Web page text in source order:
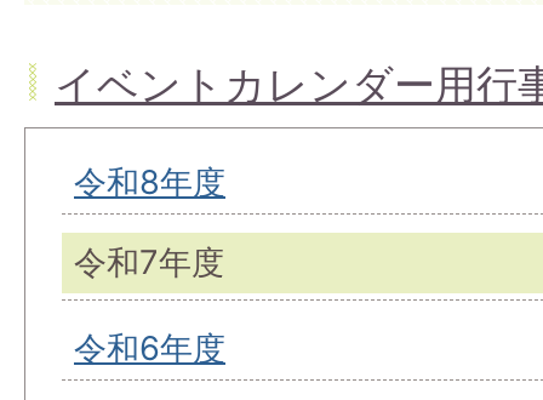
イベントカレンダー用行
令和8年度
令和7年度
令和6年度